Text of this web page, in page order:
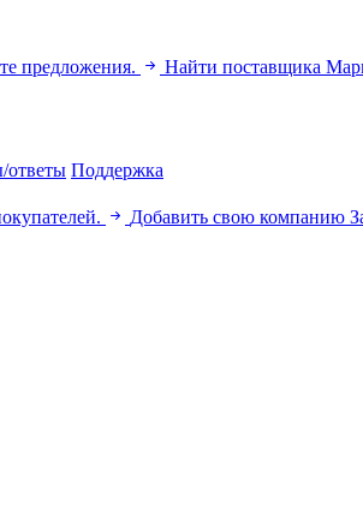
предложения. Найти поставщика
ответы Поддержка
Добавить свою компанию